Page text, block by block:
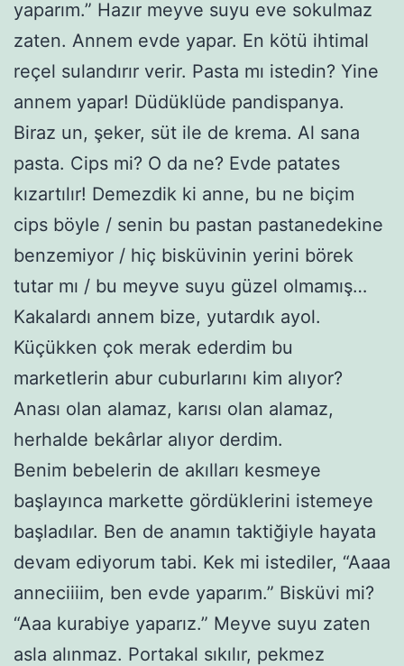
yaparım.” Hazır meyve suyu eve sokulmaz
zaten. Annem evde yapar. En kötü ihtimal
reçel sulandırır verir. Pasta mı istedin? Yine
annem yapar! Düdüklüde pandispanya.
Biraz un, şeker, süt ile de krema. Al sana
pasta. Cips mi? O da ne? Evde patates
kızartılır! Demezdik ki anne, bu ne biçim
cips böyle / senin bu pastan pastanedekine
benzemiyor / hiç bisküvinin yerini börek
tutar mı / bu meyve suyu güzel olmamış…
Kakalardı annem bize, yutardık ayol.
Küçükken çok merak ederdim bu
marketlerin abur cuburlarını kim alıyor?
Anası olan alamaz, karısı olan alamaz,
herhalde bekârlar alıyor derdim.
Benim bebelerin de akılları kesmeye
başlayınca markette gördüklerini istemeye
başladılar. Ben de anamın taktiğiyle hayata
devam ediyorum tabi. Kek mi istediler, “Aaaa
anneciiiim, ben evde yaparım.” Bisküvi mi?
“Aaa kurabiye yaparız.” Meyve suyu zaten
asla alınmaz. Portakal sıkılır, pekmez